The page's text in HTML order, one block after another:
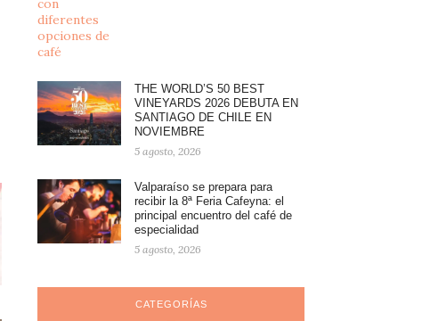
THE WORLD’S 50 BEST
VINEYARDS 2026 DEBUTA EN
SANTIAGO DE CHILE EN
NOVIEMBRE
5 agosto, 2026
Valparaíso se prepara para
recibir la 8ª Feria Cafeyna: el
principal encuentro del café de
especialidad
5 agosto, 2026
CATEGORÍAS